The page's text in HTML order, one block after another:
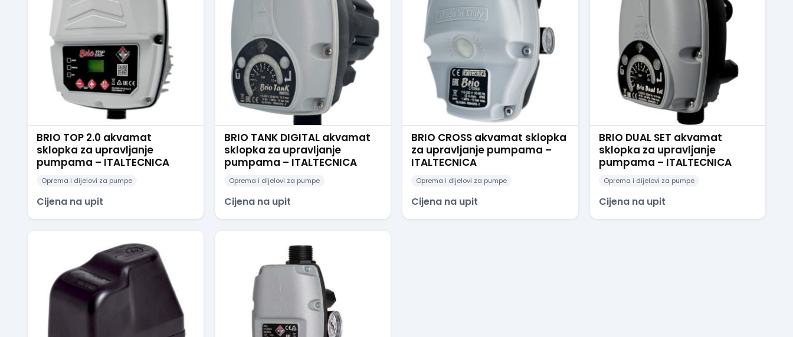
BRIO TOP 2.0 akvamat
sklopka za upravljanje
pumpama – ITALTECNICA
Oprema i dijelovi za pumpe
Cijena na upit
BRIO TANK DIGITAL akvamat
sklopka za upravljanje
pumpama – ITALTECNICA
Oprema i dijelovi za pumpe
Cijena na upit
BRIO CROSS akvamat sklopka
za upravljanje pumpama –
ITALTECNICA
Oprema i dijelovi za pumpe
Cijena na upit
BRIO DUAL SET akvamat
sklopka za upravljanje
pumpama – ITALTECNICA
Oprema i dijelovi za pumpe
Cijena na upit